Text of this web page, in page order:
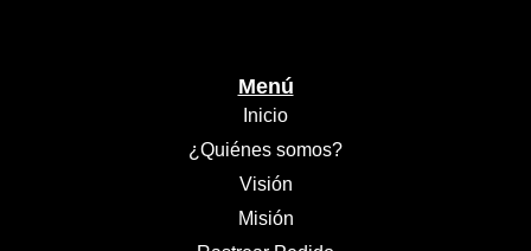
Menú
Inicio
¿Quiénes somos?
Visión
Misión